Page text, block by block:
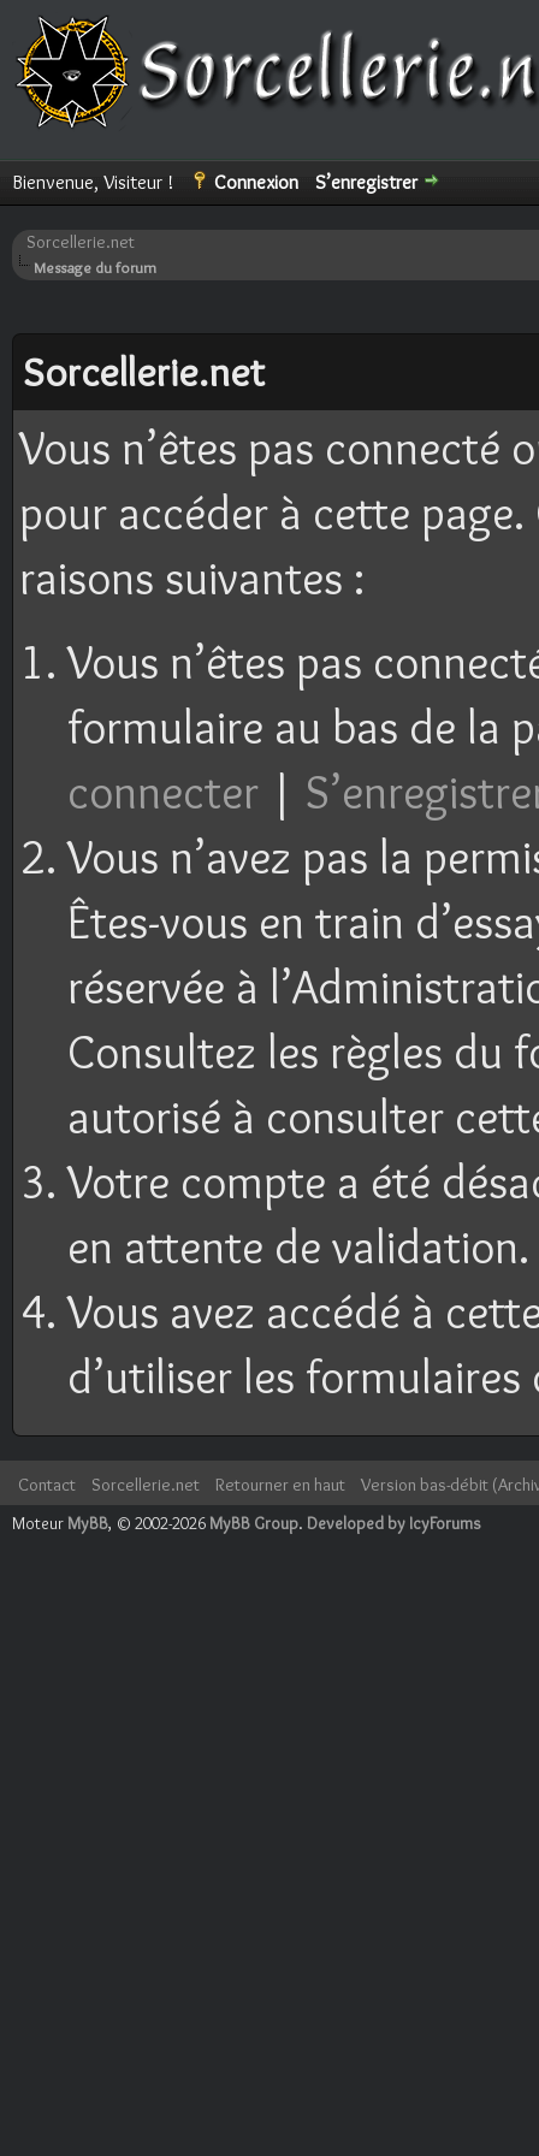
Bienvenue, Visiteur ! Connexion S’enregistrer
Sorcellerie.net
Message du forum
Sorcellerie.net
Vous n’êtes pas connecté
pour accéder à cette
raisons suivantes :
Vous n’êtes pas
formulaire au bas de la
connecter |
Vous n’avez pas la
Êtes-vous en train
réservée à
Consultez les règles du
autorisé à consulter
Votre compte a été
en attente de validation.
Vous avez accédé à
d’utiliser les
Contact Sorcellerie.net Retourner en haut
Version bas-débit
Moteur MyBB, © 2002-2026 MyBB Group. Developed by IcyForums